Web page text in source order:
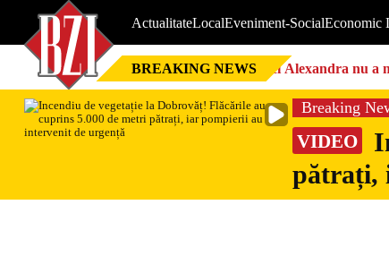
ActualitateLocalEveniment-SocialEconomic
BREAKING NEWS Nici Alexandra nu
Breaking
VIDEO
pătrați,